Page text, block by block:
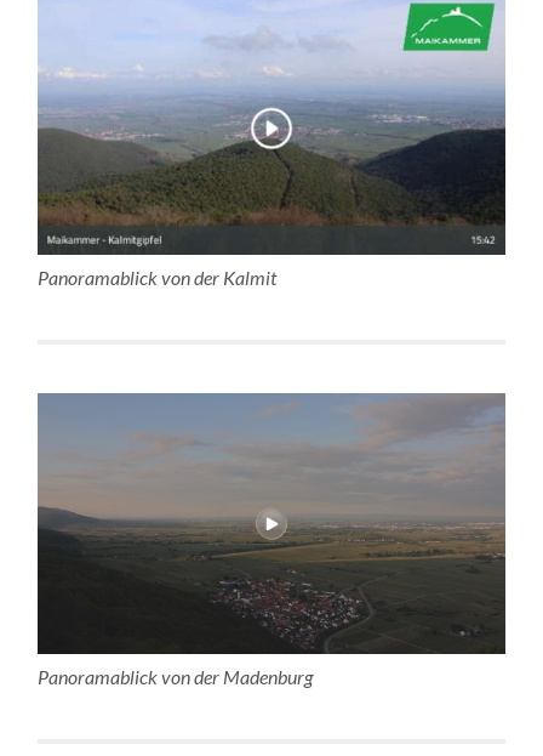
Panoramablick von der Kalmit
Panoramablick von der Madenburg